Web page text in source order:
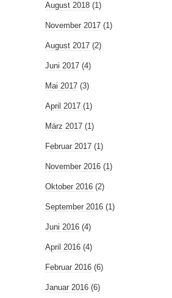
August 2018 (1)
November 2017 (1)
August 2017 (2)
Juni 2017 (4)
Mai 2017 (3)
April 2017 (1)
März 2017 (1)
Februar 2017 (1)
November 2016 (1)
Oktober 2016 (2)
September 2016 (1)
Juni 2016 (4)
April 2016 (4)
Februar 2016 (6)
Januar 2016 (6)